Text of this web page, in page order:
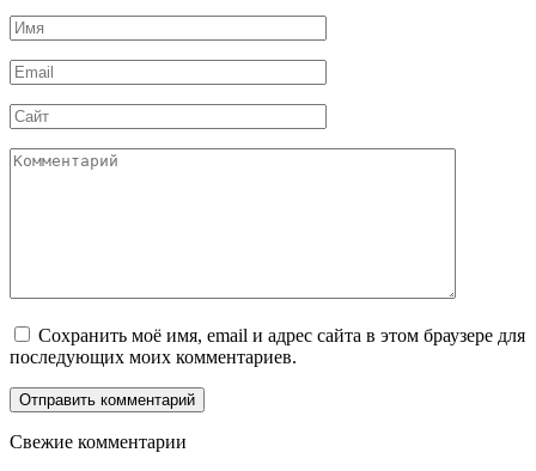
Имя
Email
Сайт
Комментарий
Сохранить моё имя, email и адрес сайта в этом браузере для
последующих моих комментариев.
Свежие комментарии